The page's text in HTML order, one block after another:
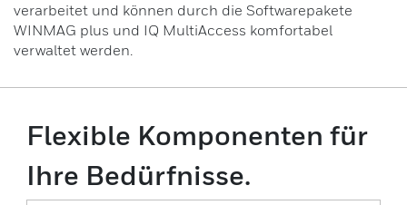
verarbeitet und können durch die Softwarepakete
WINMAG plus und IQ MultiAccess komfortabel
verwaltet werden.
Flexible Komponenten für
Ihre Bedürfnisse.